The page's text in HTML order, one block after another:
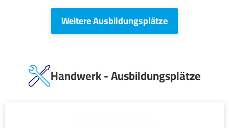
Weitere Ausbildungsplätze
Handwerk - Ausbildungsplätze